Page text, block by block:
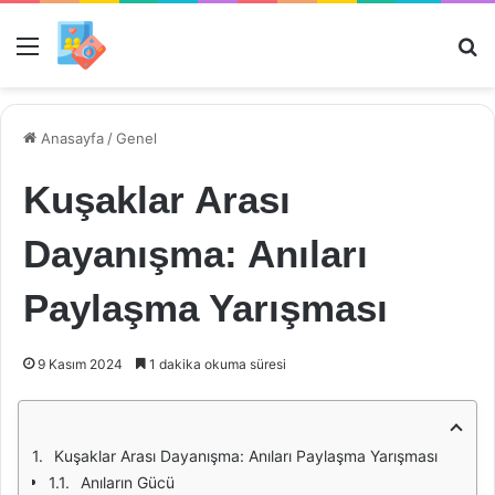
Menü
Anasayfa /Genel
Kuşaklar Arası
Dayanışma: Anıları
Paylaşma Yarışması
9 Kasım 2024 1 dakika okuma süresi
Kuşaklar Arası Dayanışma: Anıları Paylaşma Yarışması
Anıların Gücü